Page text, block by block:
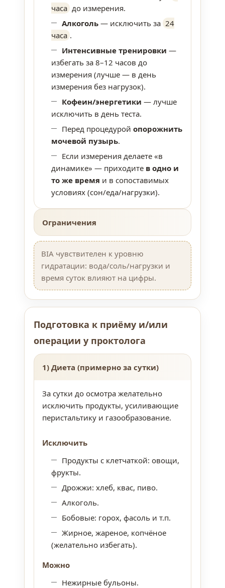
часа до измерения.
Алкоголь — исключить за 24
часа .
Интенсивные тренировки —
избегать за 8–12 часов до
измерения (лучше — в день
измерения без нагрузок).
Кофеин/энергетики — лучше
исключить в день теста.
Перед процедурой опорожнить
мочевой пузырь.
Если измерения делаете «в
динамике» — приходите в одно и
то же время и в сопоставимых
условиях (сон/еда/нагрузки).
Ограничения
BIA чувствителен к уровню
гидратации: вода/соль/нагрузки и
время суток влияют на цифры.
Подготовка к приёму и/или
операции у проктолога
1) Диета (примерно за сутки)
За сутки до осмотра желательно
исключить продукты, усиливающие
перистальтику и газообразование.
Исключить
Продукты с клетчаткой: овощи,
фрукты.
Дрожжи: хлеб, квас, пиво.
Алкоголь.
Бобовые: горох, фасоль и т.п.
Жирное, жареное, копчёное
(желательно избегать).
Можно
Нежирные бульоны.